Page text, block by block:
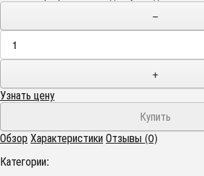
−
+
Узнать цену
ОбзорХарактеристикиОтзывы (0)
Категории: